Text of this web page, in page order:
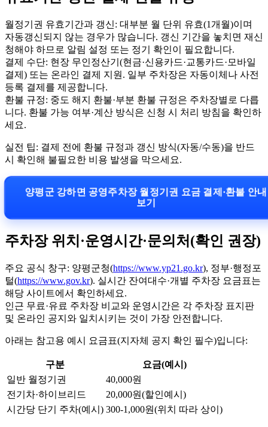
월정기권 유효기간과 갱신: 대부분 월 단위 유효(1개월)이며
자동갱신되지 않는 경우가 많습니다. 갱신 기간을 놓치면 재신
청해야 하므로 알림 설정 또는 정기 확인이 필요합니다.
결제 수단: 현장 무인정산기(현금·신용카드·교통카드·모바일
결제) 또는 온라인 결제 지원. 일부 주차장은 자동이체나 사전
등록 결제를 제공합니다.
환불 규정: 중도 해지 환불·부분 환불 규정은 주차장별로 다릅
니다. 환불 가능 여부·계산 방식은 신청 시 처리 방침을 확인하
세요.
실전 팁: 결제 전에 환불 규정과 갱신 방식(자동/수동)을 반드
시 확인해 불필요한 비용 발생을 막으세요.
양평군 강하면 공영주차장 월정기권 요금 결제·환불 안내
보기
주차장 위치·운영시간·문의처(확인 권장)
주요 공식 창구: 양평군청(https://www.yp21.go.kr), 정부·행정포
털(https://www.gov.kr). 실시간 잔여대수·개별 주차장 요금표는
해당 사이트에서 확인하세요.
인근 무료·유료 주차장 비교와 운영시간은 각 주차장 표지판
및 온라인 공지와 일치시키는 것이 가장 안전합니다.
아래는 참고용 예시 요금표(지자체 공지 확인 필수)입니다:
구분
요금(예시)
일반 월정기권
40,000원
전기차·하이브리드
20,000원(할인예시)
시간당 단기 주차(예시) 300-1,000원(위치 따라 상이)